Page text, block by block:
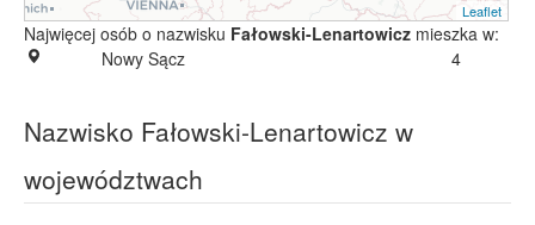
Leaflet
Najwięcej osób o nazwisku Fałowski-Lenartowicz mieszka w:
Nowy Sącz
4
Nazwisko Fałowski-Lenartowicz w
województwach